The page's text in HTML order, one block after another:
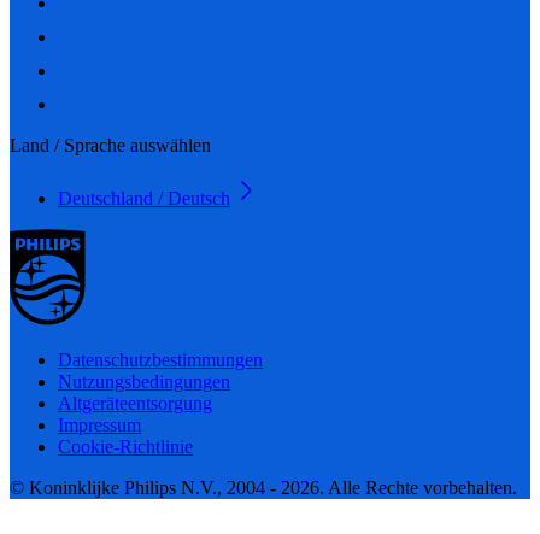
Land / Sprache auswählen
Deutschland / Deutsch
Datenschutzbestimmungen
Nutzungsbedingungen
Altgeräteentsorgung
Impressum
Cookie-Richtlinie
© Koninklijke Philips N.V., 2004 - 2026. Alle Rechte vorbehalten.